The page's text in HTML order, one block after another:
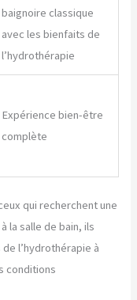
baignoire classique
avec les bienfaits de
l’hydrothérapie
Expérience bien-être
complète
qui recherchent une
la salle de bain, ils
l’hydrothérapie à
conditions